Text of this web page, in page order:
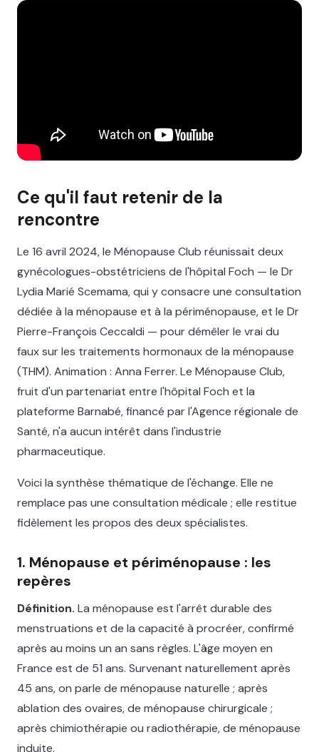
Ce qu'il faut retenir de la
rencontre
Le 16 avril 2024, le Ménopause Club réunissait deux
gynécologues-obstétriciens de l'hôpital Foch — le Dr
Lydia Marié Scemama, qui y consacre une consultation
dédiée à la ménopause et à la périménopause, et le Dr
Pierre-François Ceccaldi — pour démêler le vrai du
faux sur les traitements hormonaux de la ménopause
(THM). Animation : Anna Ferrer. Le Ménopause Club,
fruit d'un partenariat entre l'hôpital Foch et la
plateforme Barnabé, financé par l'Agence régionale de
Santé, n'a aucun intérêt dans l'industrie
pharmaceutique.
Voici la synthèse thématique de l'échange. Elle ne
remplace pas une consultation médicale ; elle restitue
fidèlement les propos des deux spécialistes.
1. Ménopause et périménopause : les
repères
Définition. La ménopause est l'arrêt durable des
menstruations et de la capacité à procréer, confirmé
après au moins un an sans règles. L'âge moyen en
France est de 51 ans. Survenant naturellement après
45 ans, on parle de ménopause naturelle ; après
ablation des ovaires, de ménopause chirurgicale ;
après chimiothérapie ou radiothérapie, de ménopause
induite.